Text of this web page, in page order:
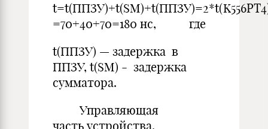
=70+40+70=180 нс, где
t(ППЗУ) — задержка в
ППЗУ, t(SM) - задержка
сумматора.
Управляющая
часть устройства,